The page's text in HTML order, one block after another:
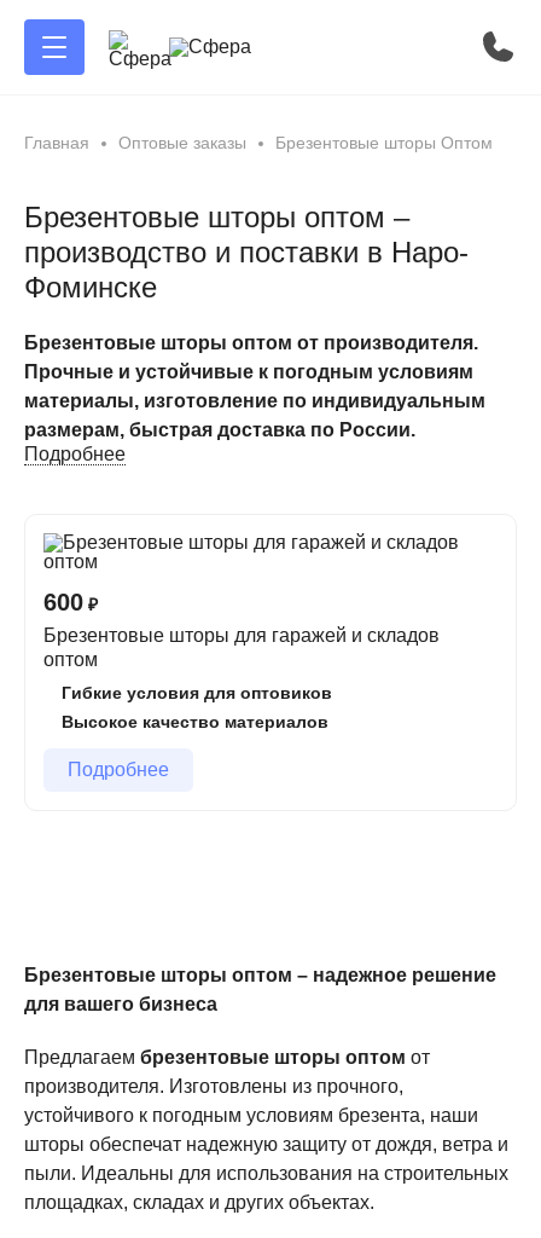
Главная Оптовые заказы Брезентовые шторы Оптом
Брезентовые шторы оптом –
производство и поставки в Наро-
Фоминске
Брезентовые шторы оптом от производителя.
Прочные и устойчивые к погодным условиям
материалы, изготовление по индивидуальным
размерам, быстрая доставка по России.
Подробнее
Наша компания предлагает
оптом
который обладает отличными защитными свойствами
Брезентовые шторы идеально подходят для
использования на строительных объектах, в открытых
помещениях, складских и производственных
Изготовление по индивидуальным размерам–
мы производим шторы, которые идеально подойдут
Высококачественные материалы– используем
прочный и устойчивый к внешним воздействиям
брезент.
Долговечность и надежность – шторы сохраняют
свои эксплуатационные качества в любых погодных
условиях.
600 ₽
Брезентовые шторы для гаражей и складов
оптом
Гибкие условия для оптовиков
Высокое качество материалов
Подробнее
Брезентовые шторы оптом – надежное решение
для вашего бизнеса
Предлагаем брезентовые шторы оптом от
производителя. Изготовлены из прочного,
устойчивого к погодным условиям брезента, наши
шторы обеспечат надежную защиту от дождя, ветра и
пыли. Идеальны для использования на строительных
площадках, складах и других объектах.